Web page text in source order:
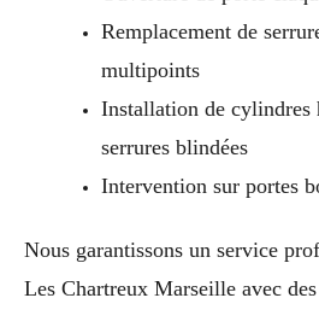
Remplacement de
multipoints
Installation de cylindres
serrures blindées
Intervention sur portes
Nous garantissons un service
Les Chartreux Marseille avec